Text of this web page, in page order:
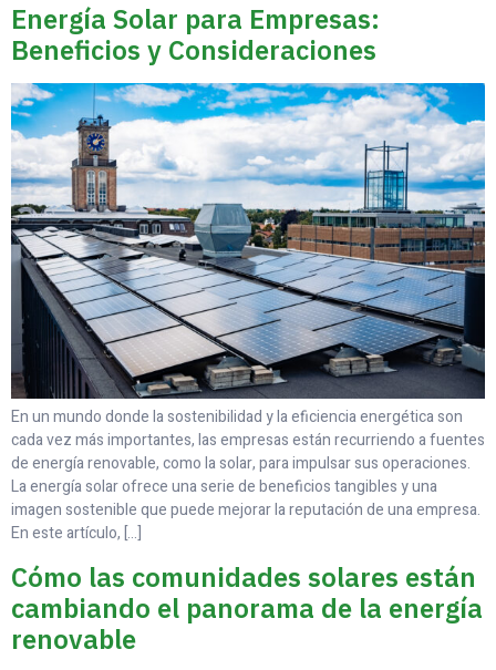
Energía Solar para Empresas:
Beneficios y Consideraciones
En un mundo donde la sostenibilidad y la eficiencia energética son
cada vez más importantes, las empresas están recurriendo a fuentes
de energía renovable, como la solar, para impulsar sus operaciones.
La energía solar ofrece una serie de beneficios tangibles y una
imagen sostenible que puede mejorar la reputación de una empresa.
En este artículo, […]
Cómo las comunidades solares están
cambiando el panorama de la energía
renovable